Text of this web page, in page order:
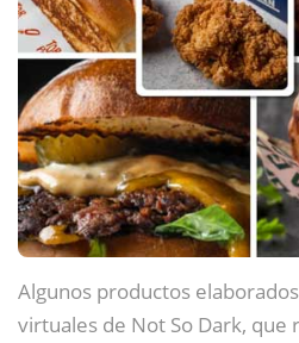
Algunos productos
virtuales de Not So Dark, que